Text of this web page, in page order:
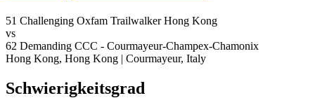
51 Challenging Oxfam Trailwalker Hong Kong
vs
62 Demanding CCC - Courmayeur-Champex-Chamonix
Hong Kong, Hong Kong | Courmayeur, Italy
Schwierigkeitsgrad